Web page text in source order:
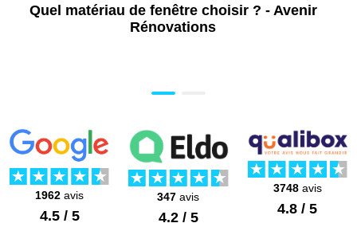
Quel matériau de fenêtre choisir ? - Avenir
Rénovations
1962 avis
4.5 / 5
347 avis
4.2 / 5
3748avis
4.8 / 5